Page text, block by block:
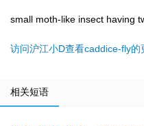
small moth-like insect having
访问沪江小D查看caddice-fly的
相关短语